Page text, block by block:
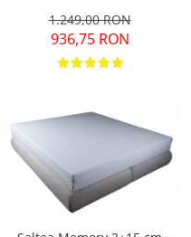
1.249,00 RON
936,75 RON